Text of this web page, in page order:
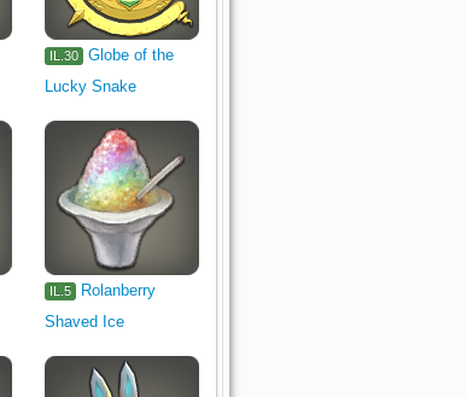
IL.30
Globe of the
Lucky Snake
IL.5
Rolanberry
Shaved Ice